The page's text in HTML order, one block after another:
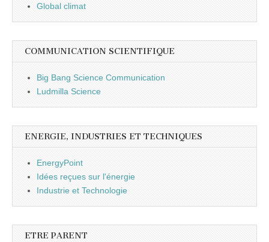
Global climat
COMMUNICATION SCIENTIFIQUE
Big Bang Science Communication
Ludmilla Science
ENERGIE, INDUSTRIES ET TECHNIQUES
EnergyPoint
Idées reçues sur l'énergie
Industrie et Technologie
ETRE PARENT